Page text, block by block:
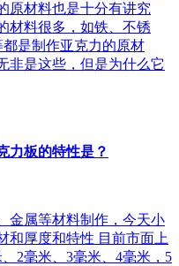
原材料也是十分有讲究
材料很多，如铁、不锈
是制作亚克力的原材
非是这些，但是为什么它
力板的特性是？
金属等材料制作，今天小
和厚度和特性 目前市面上
2毫米、3毫米、4毫米，5